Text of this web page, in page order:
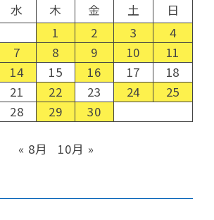
水 木 金 土
日
1
2 3
4
7 8 9 10
11
14 15 16 17
18
21 22 23 24
25
28 29 30
« 8月 10月 »